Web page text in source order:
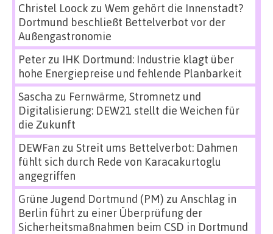
Christel Loock zu Wem gehört die Innenstadt?
Dortmund beschließt Bettelverbot vor der
Außengastronomie
Peterzu IHK Dortmund: Industrie klagt über
hohe Energiepreise und fehlende Planbarkeit
Sascha zu Fernwärme, Stromnetz und
Digitalisierung: DEW21 stellt die Weichen für
die Zukunft
DEWFan zu Streit ums Bettelverbot: Dahmen
fühlt sich durch Rede von Karacakurtoglu
angegriffen
Grüne Jugend Dortmund (PM) zu Anschlag in
Berlin führt zu einer Überprüfung der
Sicherheitsmaßnahmen beim CSD in Dortmund